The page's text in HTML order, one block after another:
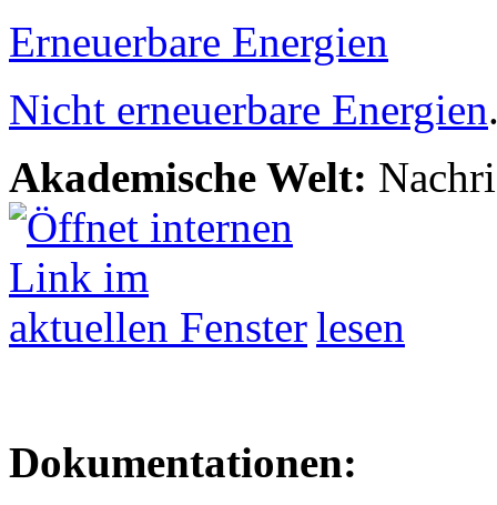
Erneuerbare Energien
Nicht erneuerbare Energien
Akademische Welt:
lesen
Dokumentationen: